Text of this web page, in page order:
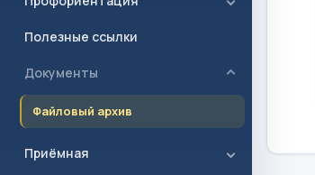
Полезные ссылки
Документы
Файловый архив
Приёмная